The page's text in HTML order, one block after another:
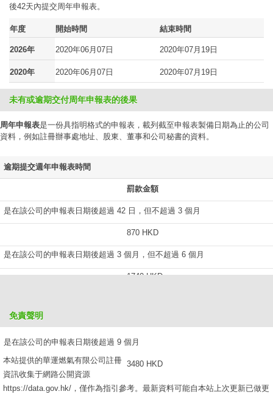
後42天內提交周年申報表。
年度 開始時間 結束時間
2026年 2020年06月07日 2020年07月19日
2020年 2020年06月07日 2020年07月19日
未有或逾期交付周年申報表的後果
周年申報表是一份具指明格式的申報表，載列截至申報表製備日期為止的公司
資料，例如註冊辦事處地址、股東、董事和公司秘書的資料。
逾期提交週年申報表時間
罰款金額
是在該公司的申報表日期後超過 42 日，但不超過 3 個月
870 HKD
是在該公司的申報表日期後超過 3 個月，但不超過 6 個月
1740 HKD
是在該公司的申報表日期後超過 9 個月
3480 HKD
免責聲明
本站提供的華運燃氣有限公司註冊
資訊收集于網路公開資源
https://data.gov.hk/，僅作為指引參考。最新資料可能自本站上次更新已做更